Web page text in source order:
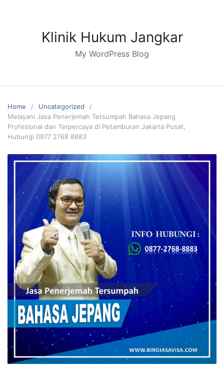
Klinik Hukum Jangkar
My WordPress Blog
Home
Uncategorized
Melayani Jasa Penerjemah Tersumpah Bahasa Jepang
Profesional dan Terpercaya di Petamburan Jakarta Pusat,
Hubungi 0877 2768 8883